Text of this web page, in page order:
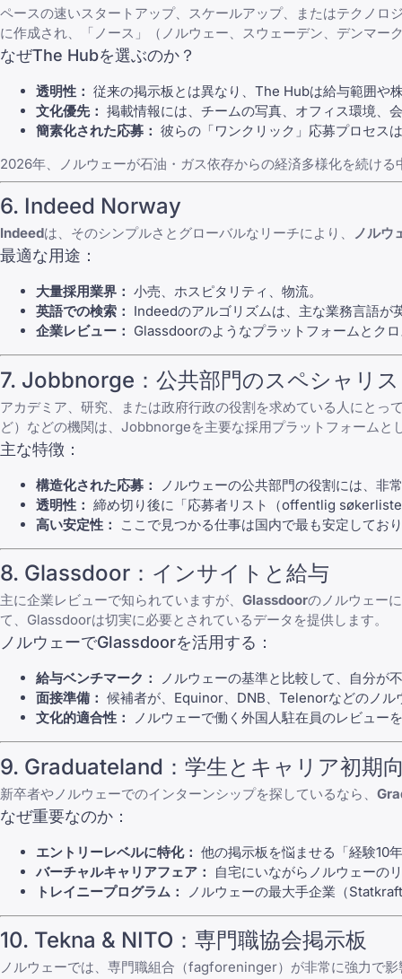
ペースの速いスタートアップ、スケールアップ、またはテクノ
に作成され、「ノース」（ノルウェー、スウェーデン、デンマー
なぜThe Hubを選ぶのか？
透明性： 従来の掲示板とは異なり、The Hubは給与範囲や
文化優先： 掲載情報には、チームの写真、オフィス環境、
簡素化された応募： 彼らの「ワンクリック」応募プロセス
2026年、ノルウェーが石油・ガス依存からの経済多様化を続け
6. Indeed Norway
Indeedは、そのシンプルさとグローバルなリーチにより、 ノルウ
最適な用途：
大量採用業界： 小売、ホスピタリティ、物流。
英語での検索： Indeedのアルゴリズムは、主な業務言語が
企業レビュー： Glassdoorのようなプラットフォームとク
7. Jobbnorge：公共部門のスペシャリ
アカデミア、研究、または政府行政の役割を求めている人にとっ
ど）などの機関は、Jobbnorgeを主要な採用プラットフォームと
主な特徴：
構造化された応募：
ノルウェーの公共部門の役割には、非
透明性： 締め切り後に「応募者リスト（offentlig
高い安定性：
ここで見つかる仕事は国内で最も安定してお
8. Glassdoor：インサイトと給与
主に企業レビューで知られていますが、 Glassdoorのノルウェー
て、Glassdoorは切実に必要とされているデータを提供します。
ノルウェーでGlassdoorを活用する：
給与ベンチマーク：
ノルウェーの基準と比較して、自分が
面接準備： 候補者が、Equinor、DNB、Telenorなどのノル
文化的適合性：
ノルウェーで働く外国人駐在員のレビュー
9. Graduateland：学生とキャリア初期
新卒者やノルウェーでのインターンシップを探しているなら、
なぜ重要なのか：
エントリーレベルに特化： 他の掲示板を悩ませる「経験10
バーチャルキャリアフェア：
自宅にいながらノルウェーの
トレイニープログラム：
ノルウェーの最大手企業（
10. Tekna & NITO：専門職協会掲示板
ノルウェーでは、専門職組合（fagforeninger）が非常に強力で